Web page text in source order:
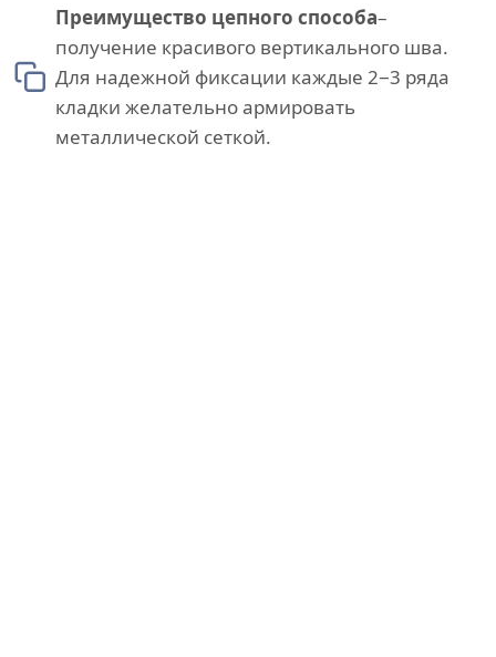
Преимущество цепного способа–
получение красивого вертикального шва.
Для надежной фиксации каждые 2−3 ряда
кладки желательно армировать
металлической сеткой.